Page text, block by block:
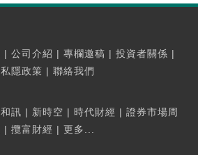
| 公司介紹 | 專欄邀稿 | 投資者關係 |
私隱政策 | 聯絡我們
和訊 | 新時空 | 時代財經 | 證券市場周
| 攬富財經 | 更多...